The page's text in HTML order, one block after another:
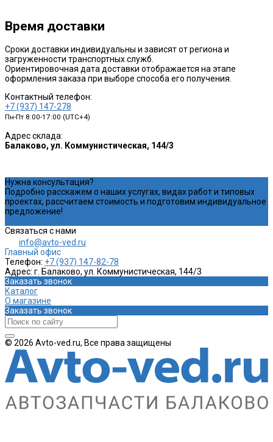
Время доставки
Сроки доставки индивидуальны и зависят от региона и
загруженности транспортных служб.
Ориентировочная дата доставки отображается на этапе
оформления заказа при выборе способа его получения.
Контактный телефон:
+7 (937) 147-278
Пн-Пт 8:00-17:00 (UTC+4)
Адрес склада:
Балаково, ул. Коммунистическая, 144/3
Нужна консультация?
Подробно расскажем о наших услугах, видах работ и типовых
проектах, рассчитаем стоимость и подготовим индивидуальное
предложение!
Связаться с нами
info@avto-ved.ru
Главный офис
Телефон: +7 (937) 147-82-78
Адрес: г. Балаково, ул. Коммунистическая, 144/3
Заказать звонок
Каталог
О магазине
Заказать звонок
© 2026 Avto-ved.ru, Все права защищены